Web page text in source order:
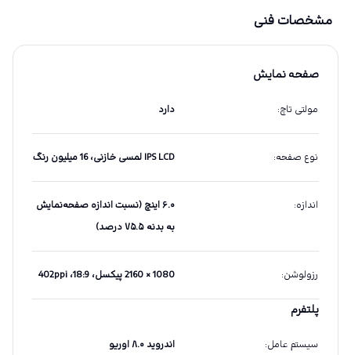
مشخصات فنی
صفحه نمایش
مولتی تاچ: دارد
نوع صفحه: IPS LCD لمسی خازنی، 16 میلیون رنگ
اندازه:
۶.۰ اینچ (نسبت اندازه صفحه‌نمایش
به بدنه ۷۵.۵ درصد)
رزولوشن: 1080 × 2160 پیکسل، 18:9، 402ppi
پلتفرم
سیستم عامل: اندروید ۸.۰ اوریو